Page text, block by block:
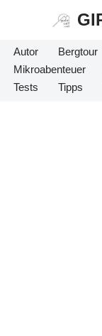
Inhalt
springen
Autor Bergtour
Mikroabenteuer
Tests
Tipps